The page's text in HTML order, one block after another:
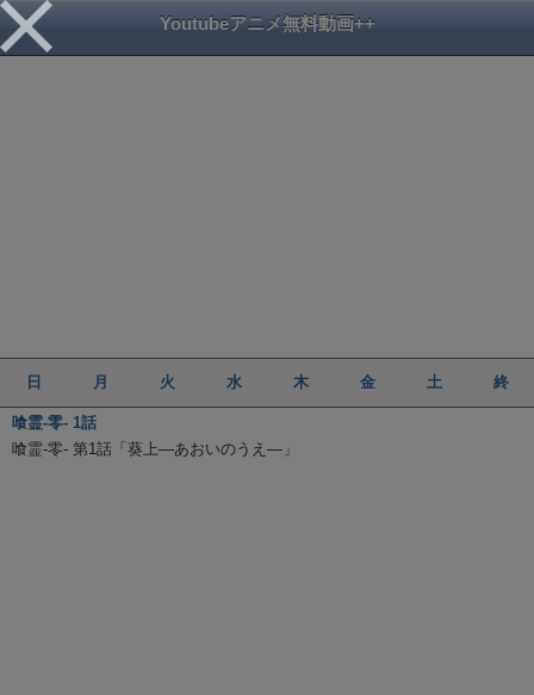
Youtubeアニメ無料動画++
日 月 火 水 木 金 土 終
喰霊-零- 1話
喰霊-零- 第1話「葵上―あおいのうえ―」